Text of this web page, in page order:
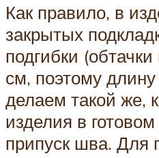
Как правило, в
закрытых
подгибки
см, поэтому длину
делаем такой же,
изделия в
припуск шва. Для